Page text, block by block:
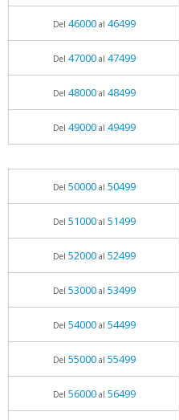
Del 46000al 46499
Del 47000al 47499
Del 48000al 48499
Del 49000al 49499
Del 50000al 50499
Del 51000al 51499
Del 52000al 52499
Del 53000al 53499
Del 54000al 54499
Del 55000al 55499
Del 56000al 56499